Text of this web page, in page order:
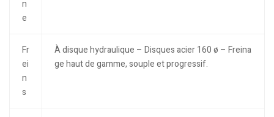
n
e
Fr
ei
n
s
À disque hydraulique – Disques acier 160 ø – Freina
ge haut de gamme, souple et progressif.